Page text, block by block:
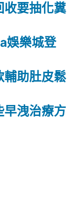
收要抽化糞
娛樂城登
輔助肚皮鬆
早洩治療方